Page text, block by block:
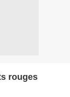
rouges